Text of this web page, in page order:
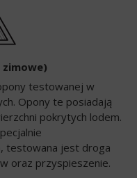
zimowe)
testowanej w
Opony te posiadają
pokrytych lodem.
testowana jest droga
oraz przyspieszenie.